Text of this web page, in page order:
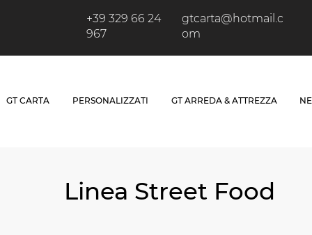
+39 329 66 24
967
gtcarta@hotmail.c
om
GT CARTA PERSONALIZZATI GT ARREDA & ATTREZZA
Linea Street Food